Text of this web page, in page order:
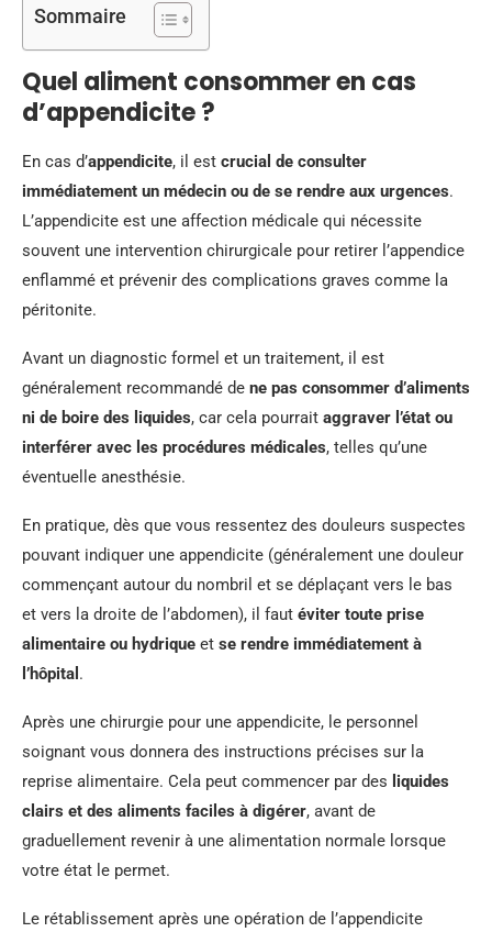
Sommaire
Quel aliment consommer en cas
d’appendicite ?
En cas d’appendicite, il est crucial de consulter
immédiatement un médecin ou de se rendre aux urgences.
L’appendicite est une affection médicale qui nécessite
souvent une intervention chirurgicale pour retirer l’appendice
enflammé et prévenir des complications graves comme la
péritonite.
Avant un diagnostic formel et un traitement, il est
généralement recommandé de ne pas consommer d’aliments
ni de boire des liquides, car cela pourrait aggraver l’état ou
interférer avec les procédures médicales, telles qu’une
éventuelle anesthésie.
En pratique, dès que vous ressentez des douleurs suspectes
pouvant indiquer une appendicite (généralement une douleur
commençant autour du nombril et se déplaçant vers le bas
et vers la droite de l’abdomen), il faut éviter toute prise
alimentaire ou hydrique et se rendre immédiatement à
l’hôpital .
Après une chirurgie pour une appendicite, le personnel
soignant vous donnera des instructions précises sur la
reprise alimentaire. Cela peut commencer par des liquides
clairs et des aliments faciles à digérer, avant de
graduellement revenir à une alimentation normale lorsque
votre état le permet.
Le rétablissement après une opération de l’appendicite